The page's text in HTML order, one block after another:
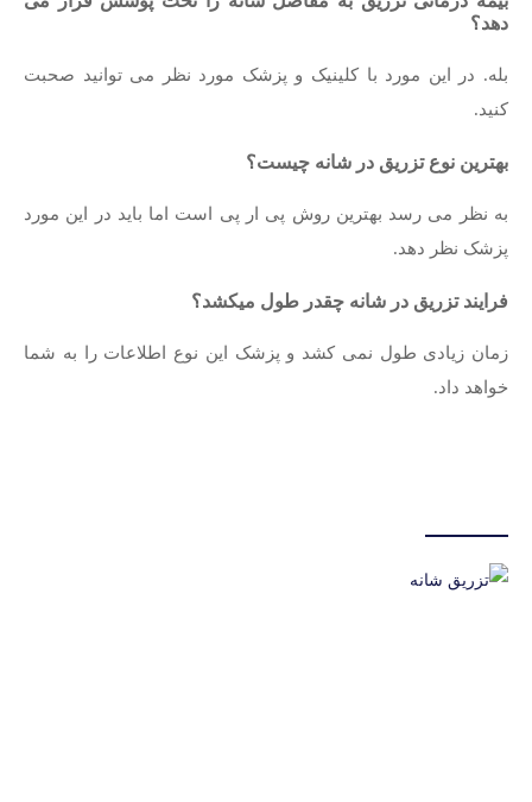
دهد؟
بله. در این مورد با کلینیک و پزشک مورد نظر می توانید صحبت
کنید.
بهترین نوع تزریق در شانه چیست؟
به نظر می رسد بهترین روش پی ار پی است اما باید در این مورد
پزشک نظر دهد.
فرایند تزریق در شانه چقدر طول میکشد؟
زمان زیادی طول نمی کشد و پزشک این نوع اطلاعات را به شما
خواهد داد.